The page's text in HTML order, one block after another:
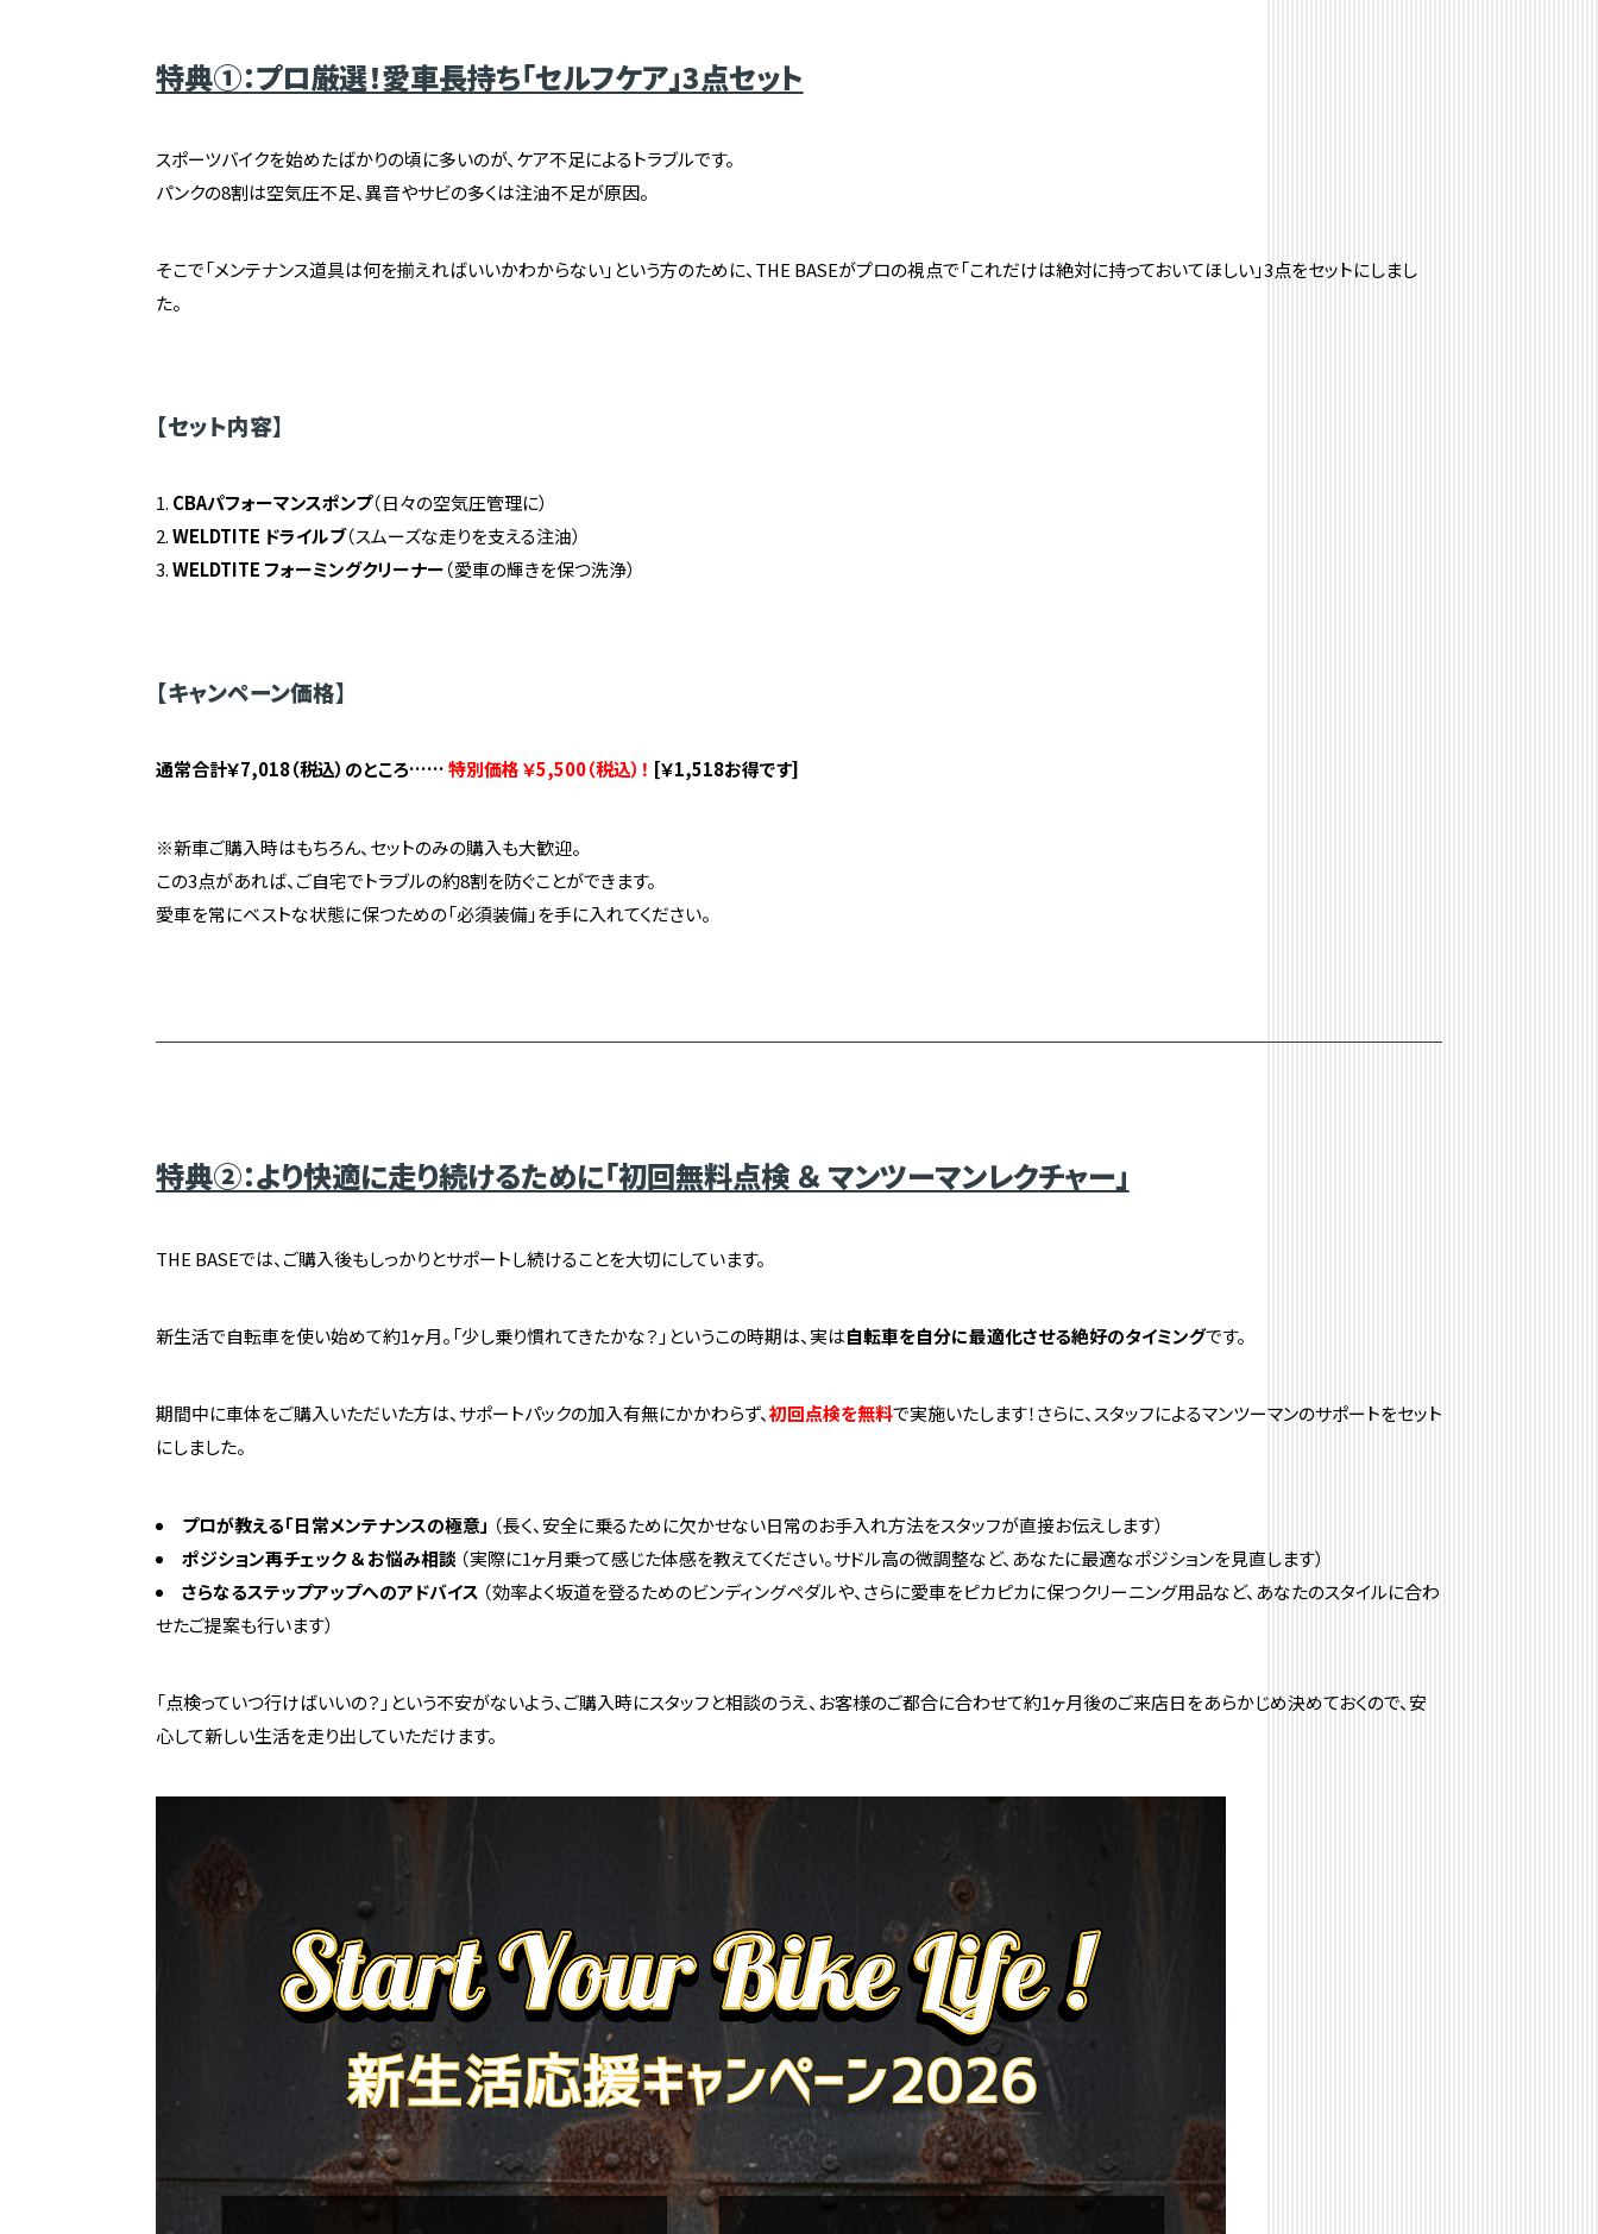
特典①：プロ厳選！愛車長持ち「セルフケア」3点セット
スポーツバイクを始めたばかりの頃に多いのが、ケア不足によるトラブルです。
パンクの8割は空気圧不足、異音やサビの多くは注油不足が原因。
そこで「メンテナンス道具は何を揃えればいいかわからない」という方のために、THE BASEがプロの視点で「これだけは絶対に持っておいてほしい」3点をセットにしまし
た。
【セット内容】
CBAパフォーマンスポンプ（日々の空気圧管理に）
WELDTITE ドライルブ（スムーズな走りを支える注油）
WELDTITE フォーミングクリーナー（愛車の輝きを保つ洗浄）
【キャンペーン価格】
通常合計￥7,018（税込）のところ……特別価格 ￥5,500（税込）！ [￥1,518お得です]
※新車ご購入時はもちろん、セットのみの購入も大歓迎。
この3点があれば、ご自宅でトラブルの約8割を防ぐことができます。
愛車を常にベストな状態に保つための「必須装備」を手に入れてください。
特典②：より快適に走り続けるために「初回無料点検 ＆ マンツーマンレクチャー」
THE BASEでは、ご購入後もしっかりとサポートし続けることを大切にしています。
新生活で自転車を使い始めて約1ヶ月。「少し乗り慣れてきたかな？」というこの時期は、実は自転車を自分に最適化させる絶好のタイミングです。
期間中に車体をご購入いただいた方は、サポートパックの加入有無にかかわらず、初回点検を無料で実施いたします！さらに、スタッフによるマンツーマンのサポートをセット
にしました。
プロが教える「日常メンテナンスの極意」 （長く、安全に乗るために欠かせない日常のお手入れ方法をスタッフが直接お伝えします）
ポジション再チェック ＆ お悩み相談 （実際に1ヶ月乗って感じた体感を教えてください。サドル高の微調整など、あなたに最適なポジションを見直します）
さらなるステップアップへのアドバイス （効率よく坂道を登るためのビンディングペダルや、さらに愛車をピカピカに保つクリーニング用品など、あなたのスタイルに合わ
せたご提案も行います）
「点検っていつ行けばいいの？」という不安がないよう、 ご購入時にスタッフと相談のうえ、お客様のご都合に合わせて約1ヶ月後のご来店日をあらかじめ決めておくので、安
心して新しい生活を走り出していただけます。